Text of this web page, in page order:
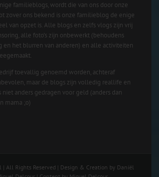
familieblogs, wordt die van ons door onze
zover ons bekend is onze familieblog de enige
van opzet is. Alle blogs en zelfs vlogs zijn vrij
alle foto’s zijn onbewerkt (behoudens
en het blurren van anderen) en alle activiteiten
toevallig genoemd worden, achteraf
maar de blogs zijn volledig reallife en
niet anders gedragen voor geld (anders dan
mama ;o)
| All Rights Reserved | Design & Creation by Daniël